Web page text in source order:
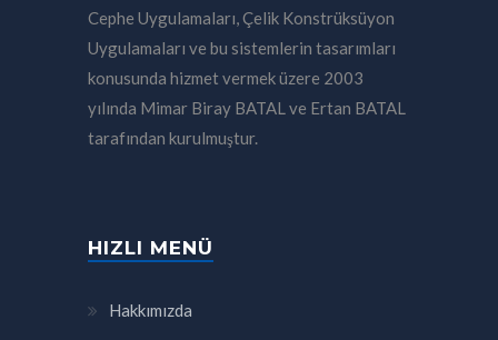
Cephe Uygulamaları, Çelik Konstrüksüyon
Uygulamaları ve bu sistemlerin tasarımları
konusunda hizmet vermek üzere 2003
yılında Mimar Biray BATAL ve Ertan BATAL
tarafından kurulmuştur.
HIZLI MENÜ
Hakkımızda